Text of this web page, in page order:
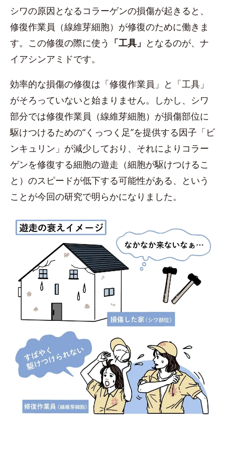
シワの原因となるコラーゲンの損傷が起きると、
修復作業員（線維芽細胞）が修復のために働きま
す。この修復の際に使う 「工具」 となるのが、ナ
イアシンアミドです。
効率的な損傷の修復は「修復作業員」と「工具」
がそろっていないと始まりません。しかし、シワ
部分では修復作業員（線維芽細胞）が損傷部位に
駆けつけるための“くっつく足”を提供する因子「ビ
ンキュリン」が減少しており、それによりコラー
ゲンを修復する細胞の遊走（細胞が駆けつけるこ
と）のスピードが低下する可能性がある、という
ことが今回の研究で明らかになりました。